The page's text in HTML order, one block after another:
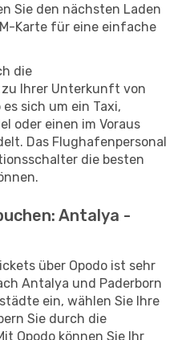
Sie den nächsten Laden
Karte für eine einfache
die
Ihrer Unterkunft von
sich um ein Taxi,
oder einen im Voraus
Das Flughafenpersonal
die besten
Antalya -
über Opodo ist sehr
Antalya und Paderborn
ein, wählen Sie Ihre
Sie durch die
Opodo können Sie Ihr